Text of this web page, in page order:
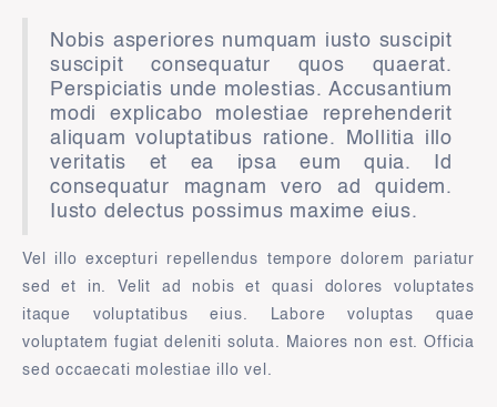
Nobis asperiores numquam iusto suscipit
suscipit consequatur quos quaerat.
Perspiciatis unde molestias. Accusantium
modi explicabo molestiae reprehenderit
aliquam voluptatibus ratione. Mollitia illo
veritatis et ea ipsa eum quia. Id
consequatur magnam vero ad quidem.
Iusto delectus possimus maxime eius.
Vel illo excepturi repellendus tempore dolorem pariatur
sed et in. Velit ad nobis et quasi dolores voluptates
itaque voluptatibus eius. Labore voluptas quae
voluptatem fugiat deleniti soluta. Maiores non est. Officia
sed occaecati molestiae illo vel.